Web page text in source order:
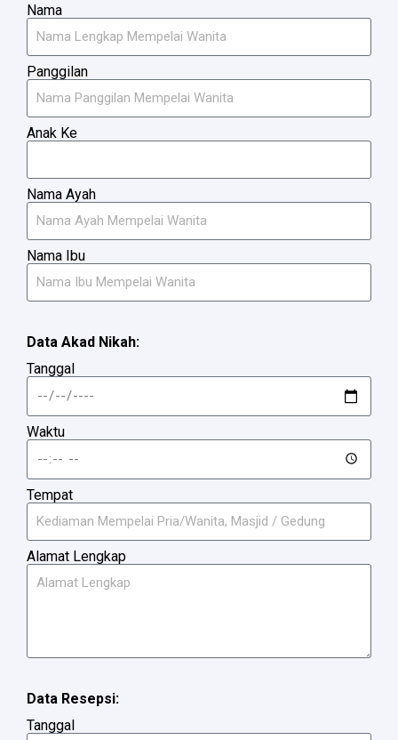
Nama
Panggilan
Anak Ke
Nama Ayah
Nama Ibu
Data Akad Nikah:
Tanggal
Waktu
Tempat
Alamat Lengkap
Data Resepsi:
Tanggal